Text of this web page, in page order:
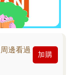
邊看過
加購